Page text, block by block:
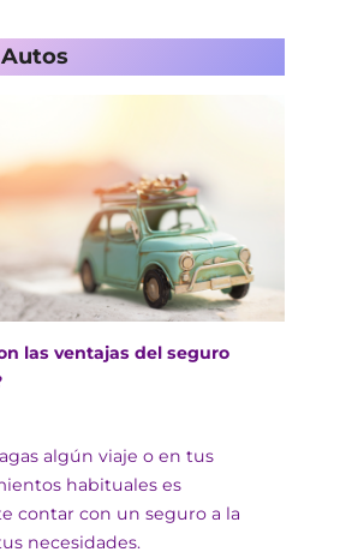
las ventajas del seguro
algún viaje o en tus
habituales es
contar con un seguro a la
necesidades.